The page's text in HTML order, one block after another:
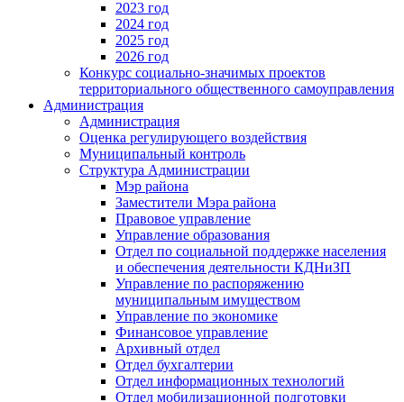
2023 год
2024 год
2025 год
2026 год
Конкурс социально-значимых проектов
территориального общественного самоуправления
Администрация
Администрация
Оценка регулирующего воздействия
Муниципальный контроль
Структура Администрации
Мэр района
Заместители Мэра района
Правовое управление
Управление образования
Отдел по социальной поддержке населения
и обеспечения деятельности КДНиЗП
Управление по распоряжению
муниципальным имуществом
Управление по экономике
Финансовое управление
Архивный отдел
Отдел бухгалтерии
Отдел информационных технологий
Отдел мобилизационной подготовки